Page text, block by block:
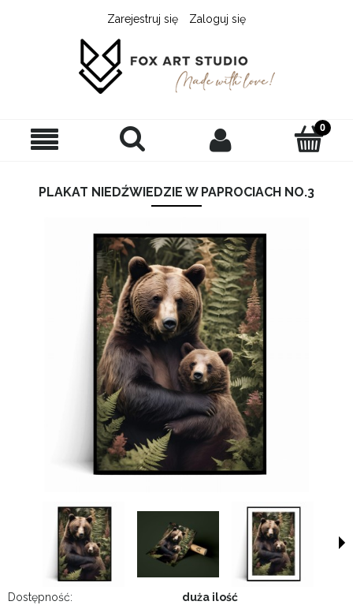
Zarejestruj się Zaloguj się
PLAKAT NIEDŹWIEDZIE W PAPROCIACH NO.3
Dostępność:
duża ilość